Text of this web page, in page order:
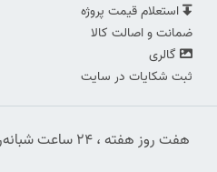
استعلام قیمت پروژه
ضمانت و اصالت کالا
گالری
ثبت شکایات در سایت
هفت روز هفته ، ۲۴ ساعت شبانه‌روز پاسخگوی شما هستیم